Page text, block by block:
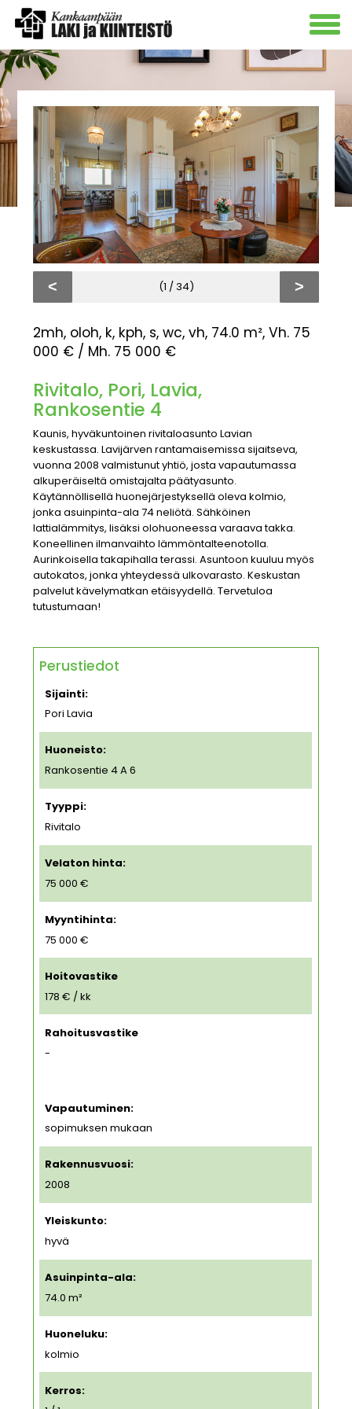
< (1 / 34) >
2mh, oloh, k, kph, s, wc, vh, 74.0 m², Vh. 75
000 € / Mh. 75 000 €
Rivitalo, Pori, Lavia,
Rankosentie 4
Kaunis, hyväkuntoinen rivitaloasunto Lavian
keskustassa. Lavijärven rantamaisemissa sijaitseva,
vuonna 2008 valmistunut yhtiö, josta vapautumassa
alkuperäiseltä omistajalta päätyasunto.
Käytännöllisellä huonejärjestyksellä oleva kolmio,
jonka asuinpinta-ala 74 neliötä. Sähköinen
lattialämmitys, lisäksi olohuoneessa varaava takka.
Koneellinen ilmanvaihto lämmöntalteenotolla.
Aurinkoisella takapihalla terassi. Asuntoon kuuluu myös
autokatos, jonka yhteydessä ulkovarasto. Keskustan
palvelut kävelymatkan etäisyydellä. Tervetuloa
tutustumaan!
Perustiedot
Sijainti:
Pori Lavia
Huoneisto:
Rankosentie 4 A 6
Tyyppi:
Rivitalo
Velaton hinta:
75 000 €
Myyntihinta:
75 000 €
Hoitovastike
178 € / kk
Rahoitusvastike
-
Vapautuminen:
sopimuksen mukaan
Rakennusvuosi:
2008
Yleiskunto:
hyvä
Asuinpinta-ala:
74.0 m²
Huoneluku:
kolmio
Kerros: